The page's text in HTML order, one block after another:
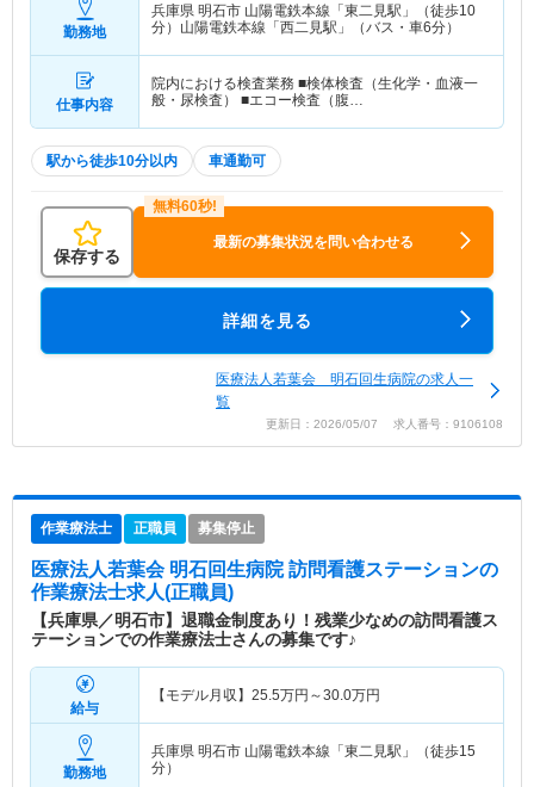
勤務地
兵庫県 明石市 山陽電鉄本線「東二見駅」（徒歩10
分）山陽電鉄本線「西二見駅」（バス・車6分）
仕事内容
院内における検査業務 ■検体検査（生化学・血液一
般・尿検査） ■エコー検査（腹…
駅から徒歩10分以内 車通勤可
保存する
最新の募集状況を問い合わせる
詳細を見る
医療法人若葉会 明石回生病院の求人一
覧
更新日：2026/05/07 求人番号：9106108
作業療法士 正職員 募集停止
医療法人若葉会 明石回生病院 訪問看護ステーションの
作業療法士求人(正職員)
【兵庫県／明石市】退職金制度あり！残業少なめの訪問看護ス
テーションでの作業療法士さんの募集です♪
給与
【モデル月収】 25.5万円～30.0万円
勤務地
兵庫県 明石市 山陽電鉄本線「東二見駅」（徒歩15
分）